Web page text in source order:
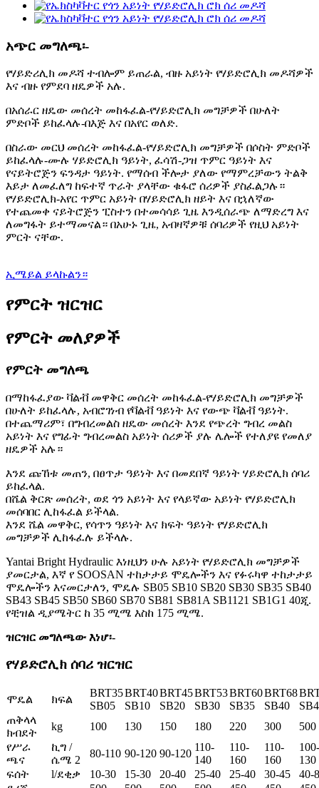
አጭር መግለጫ፡-
የሃይድሪሊክ መዶሻ ተብሎም ይጠራል, ብዙ አይነት የሃይድሮሊክ መዶሻዎች
እና ብዙ የምደባ ዘዴዎች አሉ.
በአሰራር ዘዴው መሰረት መከፋፈል-የሃይድሮሊክ መግቻዎች በሁለት
ምድቦች ይከፈላሉ-በእጅ እና በአየር ወለድ.
በስራው መርህ መሰረት መከፋፈል-የሃይድሮሊክ መግቻዎች በሶስት ምድቦች
ይከፈላሉ-ሙሉ ሃይድሮሊክ ዓይነት, ፈሳሽ-ጋዝ ጥምር ዓይነት እና
የናይትሮጅን ፍንዳታ ዓይነት. የማሰብ ችሎታ ያለው የማምረቻውን ትልቅ
እይታ ለመፈለግ ከፍተኛ ጥራት ያላቸው ቁፋሮ ሰሪዎች ያስፈልጋሉ።
የሃይድሮሊክ-አየር ጥምር አይነት በሃይድሮሊክ ዘይት እና በኋለኛው
የተጨመቀ ናይትሮጅን ፒስተን በተመሳሳይ ጊዜ እንዲሰራጭ ለማድረግ እና
ለመግፋት ይተማመናል። በአሁኑ ጊዜ, አብዛኛዎቹ ሰባሪዎች የዚህ አይነት
ምርት ናቸው.
ኢሜይል ይላኩልን።
የምርት ዝርዝር
የምርት መለያዎች
የምርት መግለጫ
በማከፋፈያው ቫልቭ መዋቅር መሰረት መከፋፈል-የሃይድሮሊክ መግቻዎች
በሁለት ይከፈላሉ, አብሮገነብ የቫልቭ ዓይነት እና የውጭ ቫልቭ ዓይነት.
በተጨማሪም፣ በግብረመልስ ዘዴው መሰረት እንደ የጭረት ግብረ መልስ
አይነት እና የግፊት ግብረመልስ አይነት ሰሪዎች ያሉ ሌሎች የተለያዩ የመለያ
ዘዴዎች አሉ።
እንደ ጩኸቱ መጠን, በፀጥታ ዓይነት እና በመደበኛ ዓይነት ሃይድሮሊክ ሰባሪ
ይከፈላል.
በሼል ቅርጽ መሰረት, ወደ ጎን አይነት እና የላይኛው አይነት የሃይድሮሊክ
መሰባበር ሊከፋፈል ይችላል.
እንደ ሼል መዋቅር, የሳጥን ዓይነት እና ክፍት ዓይነት የሃይድሮሊክ
መግቻዎች ሊከፋፈሉ ይችላሉ.
Yantai Bright Hydraulic እነዚህን ሁሉ አይነት የሃይድሮሊክ መግቻዎች
ያመርታል, እኛ የ SOOSAN ተከታታይ ሞዴሎችን እና የፉሩካዋ ተከታታይ
ሞዴሎችን እናመርታለን, ሞዴሉ SB05 SB10 SB20 SB30 SB35 SB40
SB43 SB45 SB50 SB60 SB70 SB81 SB81A SB1121 SB1G1 40ጂ.
የቺዝል ዲያሜትር ከ 35 ሚሜ እስከ 175 ሚሜ.
ዝርዝር መግለጫው እነሆ፡-
የሃይድሮሊክ ሰባሪ ዝርዝር
ሞዴል ክፍል
BRT35
SB05
BRT40
SB10
BRT45
SB20
BRT53
SB30
BRT60
SB35
BRT68
SB40
ጠቅላላ
ክብደት
kg 100 130 150 180 220 300
500
የሥራ
ጫና
ኪግ /
ሴሜ 2
80-110 90-120 90-120
110-
140
110-
160
110-
160
100-
130
ፍሰት
l/ደቂቃ 10-30 15-30 20-40 25-40 25-40 30-45
40-